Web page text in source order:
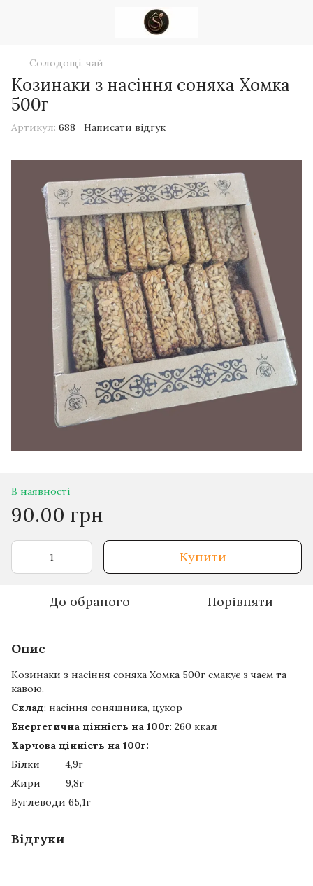
Солодощі, чай
Козинаки з насіння соняха Хомка
500г
Артикул: 688 Написати відгук
В наявності
90.00 грн
Купити
До обраного Порівняти
Опис
Козинаки з насіння соняха Хомка 500г смакує з чаєм та
кавою.
Склад: насіння соняшника, цукор
Енергетична цінність на 100г: 260 ккал
Харчова цінність на 100г:
Білки 4,9г
Жири 9,8г
Вуглеводи 65,1г
Відгуки